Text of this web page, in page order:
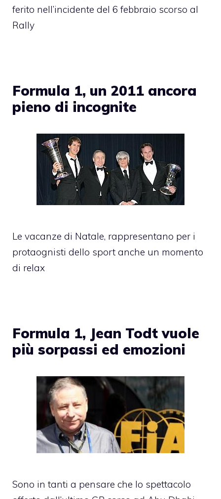
ferito nell’incidente del 6 febbraio scorso al
Rally
Formula 1, un 2011 ancora
pieno di incognite
Le vacanze di Natale, rappresentano per i
protaognisti dello sport anche un momento
di relax
Formula 1, Jean Todt vuole
più sorpassi ed emozioni
Sono in tanti a pensare che lo spettacolo